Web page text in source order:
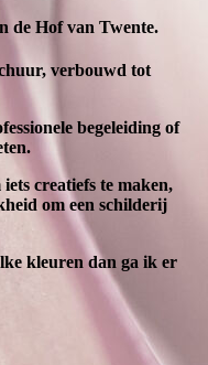
de Hof van Twente.
verbouwd tot
begeleiding of
creatiefs te maken,
om een schilderij
kleuren dan ga ik er